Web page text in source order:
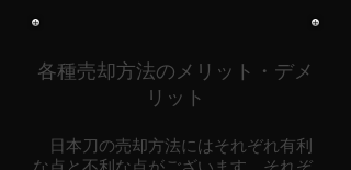
各種売却方法のメリット・デメ
リット
日本刀の売却方法にはそれぞれ有利
な点と不利な点がございます。​それぞ